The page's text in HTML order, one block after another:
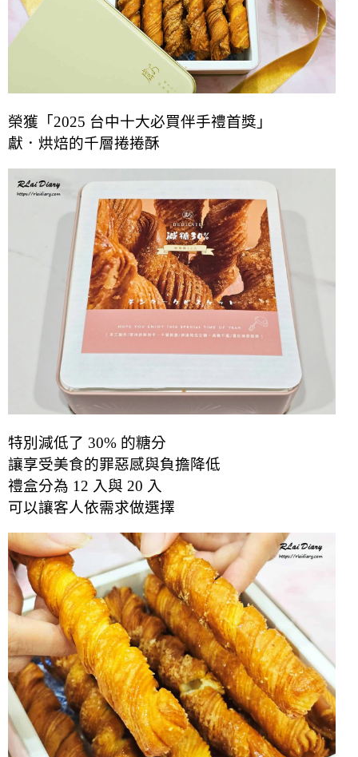
榮獲「2025 台中十大必買伴手禮首獎」
獻．烘焙的千層捲捲酥
特別減低了 30% 的糖分
讓享受美食的罪惡感與負擔降低
禮盒分為 12 入與 20 入
可以讓客人依需求做選擇